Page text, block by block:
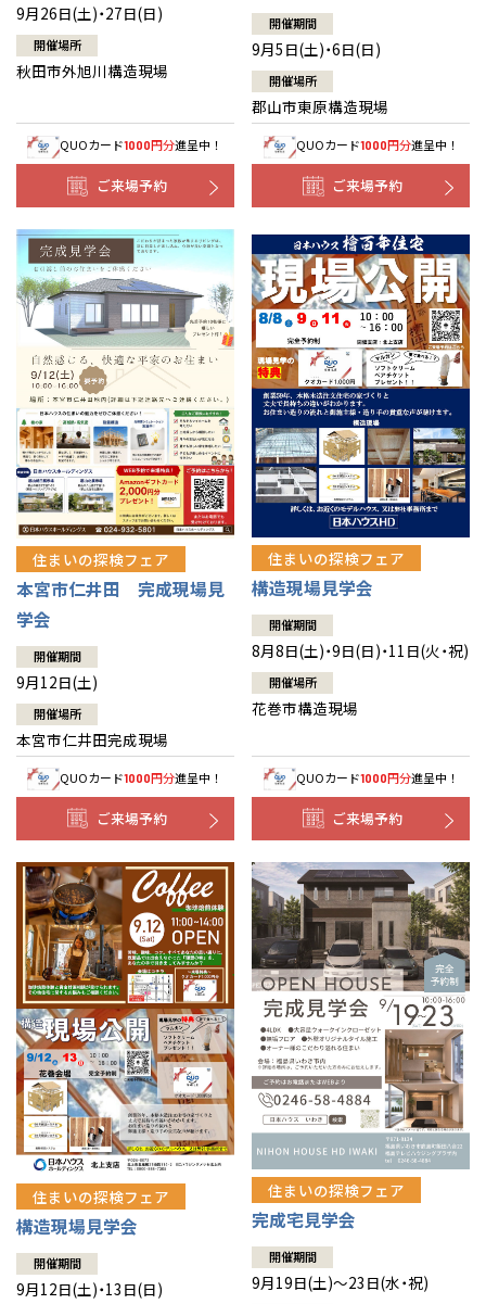
9月26日(土)・27日(日)
開催場所
秋田市外旭川構造現場
QUOカード1000円分進呈中！
ご来場予約
開催期間
9月5日(土)・6日(日)
開催場所
郡山市東原構造現場
QUOカード1000円分進呈中！
ご来場予約
住まいの探検フェア
本宮市仁井田 完成現場見
学会
開催期間
9月12日(土)
開催場所
本宮市仁井田完成現場
QUOカード1000円分進呈中！
ご来場予約
住まいの探検フェア
構造現場見学会
開催期間
8月8日(土)・9日(日)・11日(火・祝)
開催場所
花巻市構造現場
QUOカード1000円分進呈中！
ご来場予約
住まいの探検フェア
構造現場見学会
開催期間
9月12日(土)・13日(日)
住まいの探検フェア
完成宅見学会
開催期間
9月19日(土)～23日(水・祝)